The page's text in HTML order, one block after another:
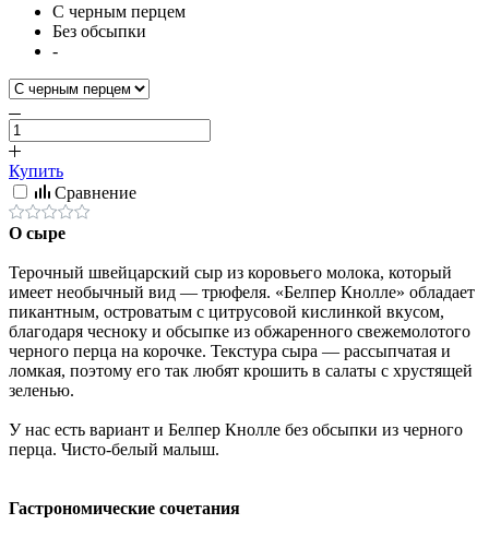
С черным перцем
Без обсыпки
-
Купить
Сравнение
О сыре
Терочный швейцарский сыр из коровьего молока, который
имеет необычный вид — трюфеля. «Белпер Кнолле» обладает
пикантным, островатым с цитрусовой кислинкой вкусом,
благодаря чесноку и обсыпке из обжаренного свежемолотого
черного перца на корочке. Текстура сыра — рассыпчатая и
ломкая, поэтому его так любят крошить в салаты с хрустящей
зеленью.
У нас есть вариант и Белпер Кнолле без обсыпки из черного
перца. Чисто-белый малыш.
Гастрономические сочетания